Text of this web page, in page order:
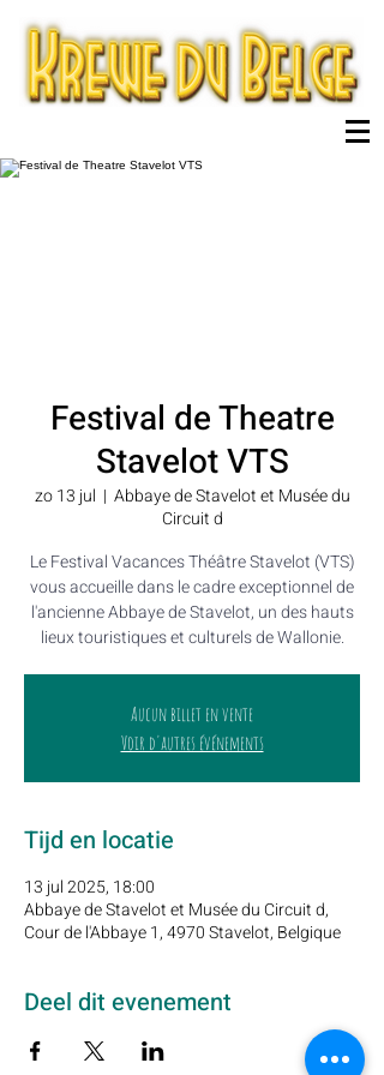
Festival de Theatre
Stavelot VTS
zo 13 jul
  |
Abbaye de Stavelot et Musée du
Circuit d
Le Festival Vacances Théâtre Stavelot (VTS)
vous accueille dans le cadre exceptionnel de
l'ancienne Abbaye de Stavelot, un des hauts
lieux touristiques et culturels de Wallonie.
Aucun billet en vente
Voir d'autres événements
Tijd en locatie
13 jul 2025, 18:00
Abbaye de Stavelot et Musée du Circuit d,
Cour de l'Abbaye 1, 4970 Stavelot, Belgique
Deel dit evenement